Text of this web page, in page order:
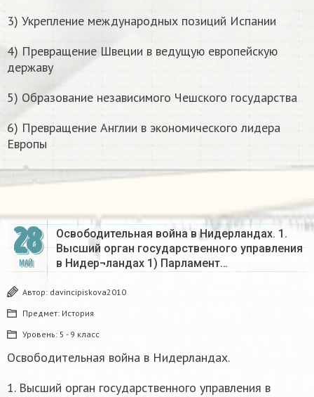
3) Укрепление международных позиций Испании
4) Превращение Швеции в ведущую европейскую
державу
5) Образование независимого Чешского государства
6) Превращение Англии в экономического лидера
Европы
28
МАЙ
Освободительная война в Нидерландах. 1.
Высший орган государственного управления
в Нидер¬ландах 1) Парламент…
Автор: davincipiskova2010
Предмет: История
Уровень: 5 - 9 класс
Освободительная война в Нидерландах.
1. Высший орган государственного управления в